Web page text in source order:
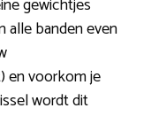
alle banden even
en voorkom je
wordt dit